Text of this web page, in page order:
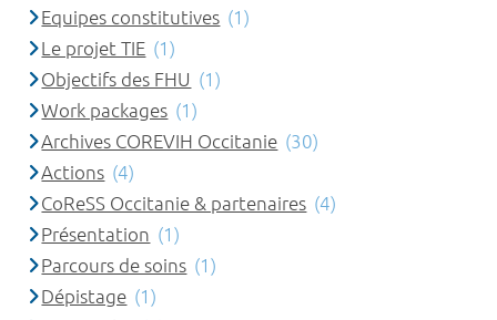
Equipes constitutives (1)
Le projet TIE (1)
Objectifs des FHU (1)
Work packages (1)
Archives COREVIH Occitanie (30)
Actions (4)
CoReSS Occitanie & partenaires (4)
Présentation (1)
Parcours de soins (1)
Dépistage (1)